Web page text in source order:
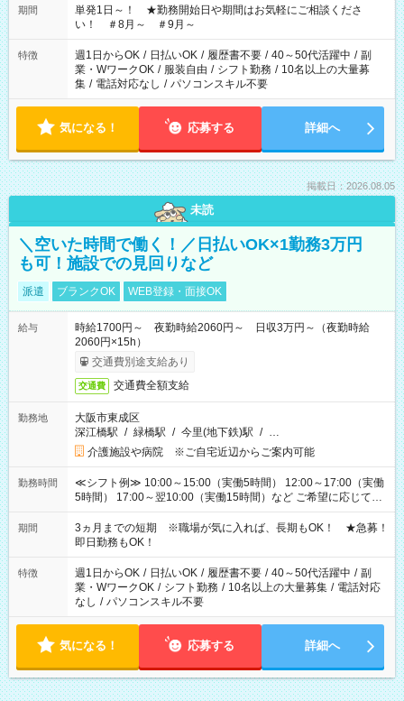
期間
単発1日～！ ★勤務開始日や期間はお気軽にご相談くださ
い！ ＃8月～ ＃9月～
特徴 週1日からOK / 日払いOK / 履歴書不要 / 40～50代活躍中 / 副
業・WワークOK / 服装自由 / シフト勤務 / 10名以上の大量募
集 / 電話対応なし / パソコンスキル不要
気になる！ 応募する 詳細へ
掲載日：2026.08.05
未読
＼空いた時間で働く！／日払いOK×1勤務3万円
も可！施設での見回りなど
派遣 ブランクOK WEB登録・面接OK
給与
時給1700円～ 夜勤時給2060円～ 日収3万円～（夜勤時給
2060円×15h）
交通費別途支給あり
交通費 交通費全額支給
勤務地
大阪市東成区
深江橋駅 / 緑橋駅 / 今里(地下鉄)駅 / …
介護施設や病院 ※ご自宅近辺からご案内可能
勤務時間
≪シフト例≫ 10:00～15:00（実働5時間） 12:00～17:00（実働
5時間） 17:00～翌10:00（実働15時間）など ご希望に応じて、
働く時間は調整できます！ お気軽に担当へ相談ください！
期間
3ヵ月までの短期 ※職場が気に入れば、長期もOK！ ★急募！
即日勤務もOK！
特徴 週1日からOK / 日払いOK / 履歴書不要 / 40～50代活躍中 / 副
業・WワークOK / シフト勤務 / 10名以上の大量募集 / 電話対応
なし / パソコンスキル不要
気になる！ 応募する 詳細へ